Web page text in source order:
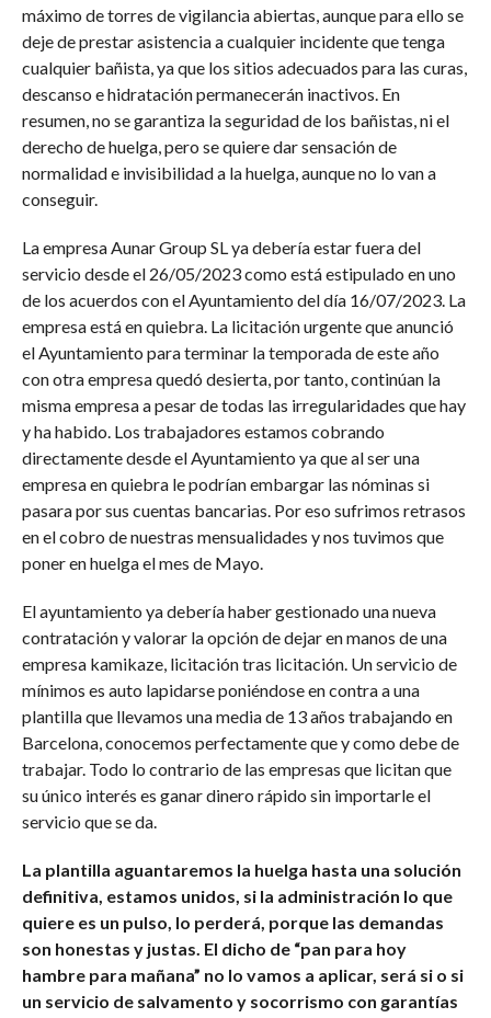
máximo de torres de vigilancia abiertas, aunque para ello se
deje de prestar asistencia a cualquier incidente que tenga
cualquier bañista, ya que los sitios adecuados para las curas,
descanso e hidratación permanecerán inactivos. En
resumen, no se garantiza la seguridad de los bañistas, ni el
derecho de huelga, pero se quiere dar sensación de
normalidad e invisibilidad a la huelga, aunque no lo van a
conseguir.
La empresa Aunar Group SL ya debería estar fuera del
servicio desde el 26/05/2023 como está estipulado en uno
de los acuerdos con el Ayuntamiento del día 16/07/2023. La
empresa está en quiebra. La licitación urgente que anunció
el Ayuntamiento para terminar la temporada de este año
con otra empresa quedó desierta, por tanto, continúan la
misma empresa a pesar de todas las irregularidades que hay
y ha habido. Los trabajadores estamos cobrando
directamente desde el Ayuntamiento ya que al ser una
empresa en quiebra le podrían embargar las nóminas si
pasara por sus cuentas bancarias. Por eso sufrimos retrasos
en el cobro de nuestras mensualidades y nos tuvimos que
poner en huelga el mes de Mayo.
El ayuntamiento ya debería haber gestionado una nueva
contratación y valorar la opción de dejar en manos de una
empresa kamikaze, licitación tras licitación. Un servicio de
mínimos es auto lapidarse poniéndose en contra a una
plantilla que llevamos una media de 13 años trabajando en
Barcelona, conocemos perfectamente que y como debe de
trabajar. Todo lo contrario de las empresas que licitan que
su único interés es ganar dinero rápido sin importarle el
servicio que se da.
La plantilla aguantaremos la huelga hasta una solución
definitiva, estamos unidos, si la administración lo que
quiere es un pulso, lo perderá, porque las demandas
son honestas y justas. El dicho de “pan para hoy
hambre para mañana” no lo vamos a aplicar, será si o si
un servicio de salvamento y socorrismo con garantías